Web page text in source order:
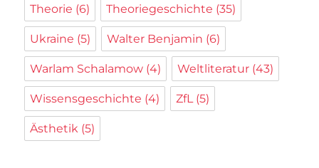
Theorie (6) Theoriegeschichte (35)
Ukraine (5) Walter Benjamin (6)
Warlam Schalamow (4) Weltliteratur (43)
Wissensgeschichte (4) ZfL(5)
Ästhetik (5)